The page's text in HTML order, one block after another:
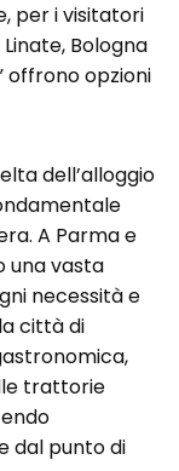
per i visitatori
Bologna
offrono opzioni
dell’alloggio
A Parma e
una vasta
necessità e
città di
trattorie
dal punto di